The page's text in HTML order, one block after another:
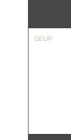
GEUP